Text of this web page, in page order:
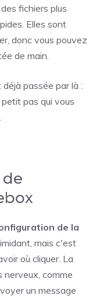
fichiers plus
Elles sont
donc vous pouvez
de main.
passée par là :
pas qui vous
de la
mais c'est
où cliquer. La
nerveux, comme
un message